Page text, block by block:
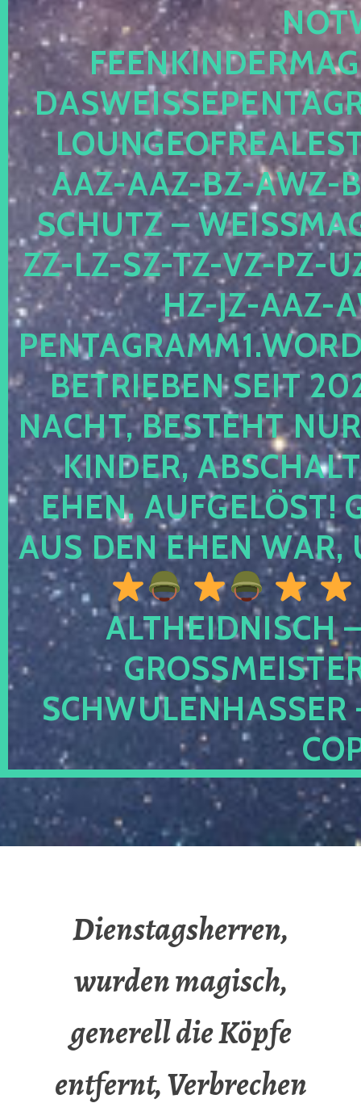
AZ-AAZ-BZ-AWZ-
CHUTZ –
-LZ-SZ-TZ-VZ-PZ-UZ-
-JZ-AAZ-
TRIEBEN SEIT 2024
CHT, BESTEHT NUR
NDER,
EN, AUFGELÖST!
S DEN EHEN WAR,
ALTHEIDNISCH
CHWULENHASSER
Dienstagsherren,
wurden magisch,
generell die Köpfe
entfernt, Verbrechen